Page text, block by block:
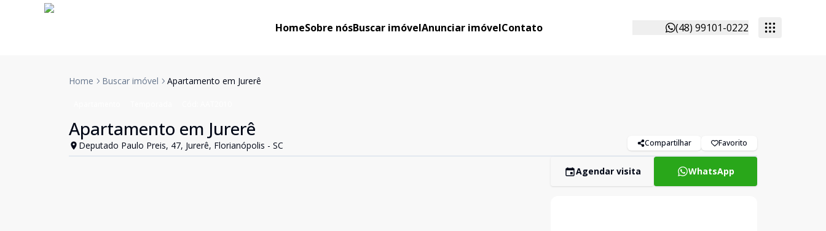
HomeSobre nósBuscar imóvelAnunciar imóvelContato (48) 99101-0222
Home Buscar imóvel Apartamento em Jurerê
Apartamento em Jurerê
Deputado Paulo Preis, 47, Jurerê, Florianópolis - SC Compartilhar Favorito
Agendar visita WhatsApp